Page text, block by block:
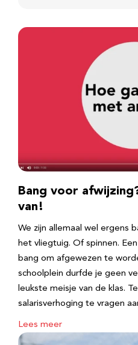
Bang voor
van!
We zijn allemaal wel ergens
het vliegtuig. Of spinnen.
bang om afgewezen te
schoolplein durfde je geen
leukste meisje van de klas.
salarisverhoging te vragen
Lees meer